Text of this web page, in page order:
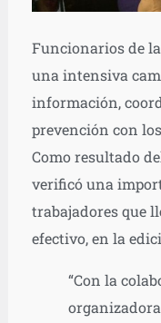
Funcionarios de
una intensiva
información,
prevención con
Como resultado
verificó una
trabajadores que
efectivo, en la
“Con la